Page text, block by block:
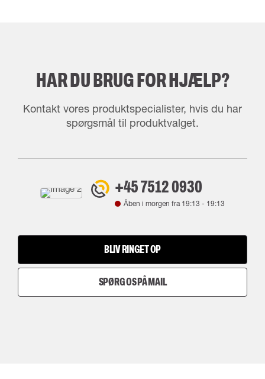
HAR DU BRUG FOR HJÆLP?
Kontakt vores produktspecialister, hvis du har
spørgsmål til produktvalget.
+45 7512 0930
Åben i morgen fra 19:13 - 19:13
BLIV RINGET OP
SPØRG OS PÅ MAIL